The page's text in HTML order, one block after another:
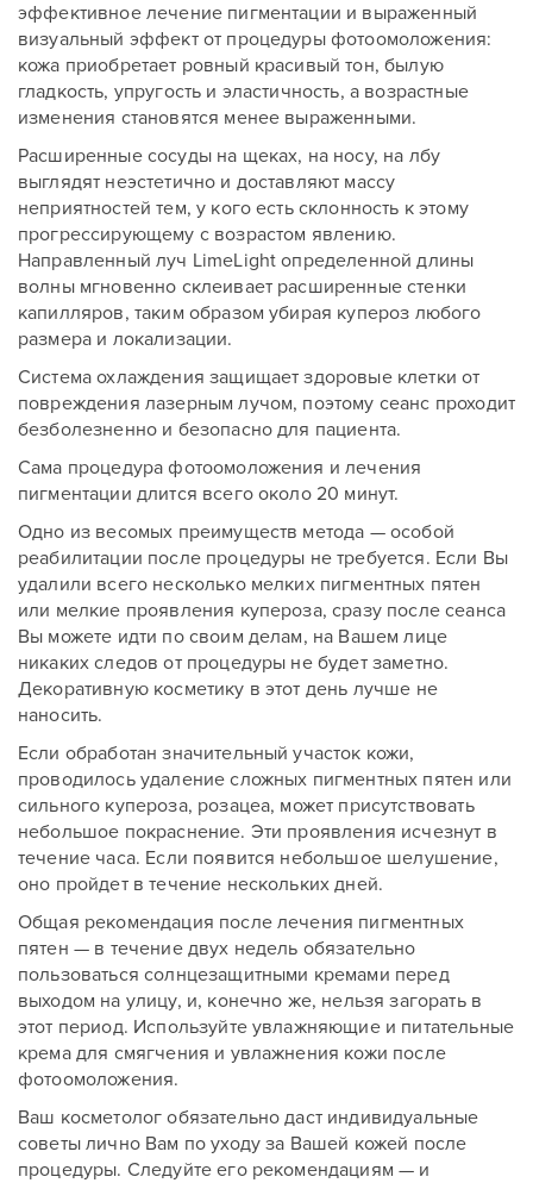
эффективное лечение пигментации и выраженный
визуальный эффект от процедуры фотоомоложения:
кожа приобретает ровный красивый тон, былую
гладкость, упругость и эластичность, а возрастные
изменения становятся менее выраженными.
Расширенные сосуды на щеках, на носу, на лбу
выглядят неэстетично и доставляют массу
неприятностей тем, у кого есть склонность к этому
прогрессирующему с возрастом явлению.
Направленный луч LimeLight определенной длины
волны мгновенно склеивает расширенные стенки
капилляров, таким образом убирая купероз любого
размера и локализации.
Система охлаждения защищает здоровые клетки от
повреждения лазерным лучом, поэтому сеанс проходит
безболезненно и безопасно для пациента.
Сама процедура фотоомоложения и лечения
пигментации длится всего около 20 минут.
Одно из весомых преимуществ метода — особой
реабилитации после процедуры не требуется. Если Вы
удалили всего несколько мелких пигментных пятен
или мелкие проявления купероза, сразу после сеанса
Вы можете идти по своим делам, на Вашем лице
никаких следов от процедуры не будет заметно.
Декоративную косметику в этот день лучше не
наносить.
Если обработан значительный участок кожи,
проводилось удаление сложных пигментных пятен или
сильного купероза, розацеа, может присутствовать
небольшое покраснение. Эти проявления исчезнут в
течение часа. Если появится небольшое шелушение,
оно пройдет в течение нескольких дней.
Общая рекомендация после лечения пигментных
пятен — в течение двух недель обязательно
пользоваться солнцезащитными кремами перед
выходом на улицу, и, конечно же, нельзя загорать в
этот период. Используйте увлажняющие и питательные
крема для смягчения и увлажнения кожи после
фотоомоложения.
Ваш косметолог обязательно даст индивидуальные
советы лично Вам по уходу за Вашей кожей после
процедуры. Следуйте его рекомендациям — и
Оставить контакты
Ваше имя
Оставить контакты
Ваш телефон